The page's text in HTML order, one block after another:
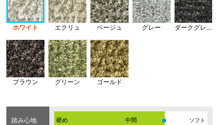
ホワイト エクリュ ベージュ グレー ダークグレー
ブラウン グリーン ゴールド
踏み心地 硬め ソフト